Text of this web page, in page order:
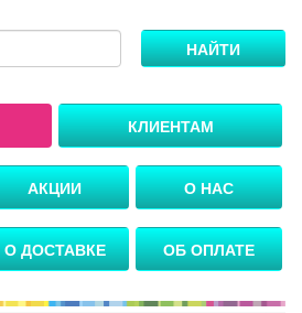
НАЙТИ
КЛИЕНТАМ
АКЦИИ О НАС
О ДОСТАВКЕ ОБ ОПЛАТЕ